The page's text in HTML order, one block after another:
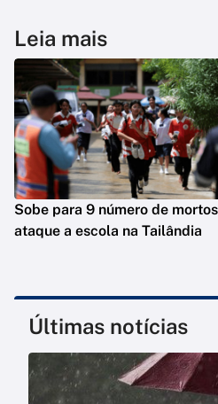
Leia mais
Sobe para 9 número de
ataque a escola na Tailândia
Últimas notícias